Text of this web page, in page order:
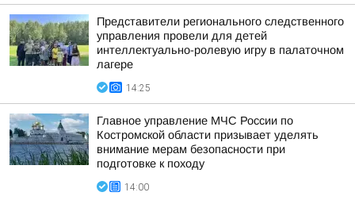
Представители регионального следственного
управления провели для детей
интеллектуально-ролевую игру в палаточном
лагере
14:25
Главное управление МЧС России по
Костромской области призывает уделять
внимание мерам безопасности при
подготовке к походу
14:00